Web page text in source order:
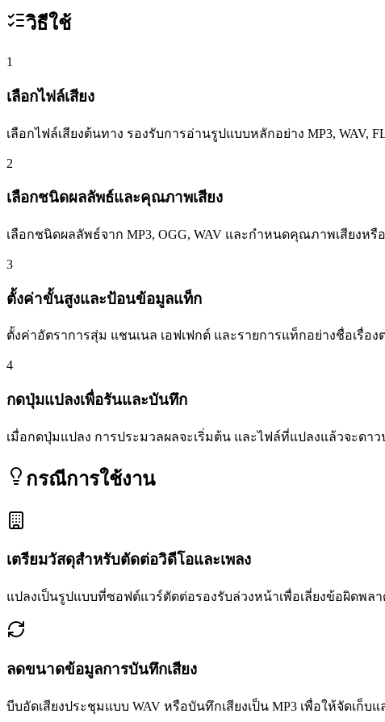
วิธีใช้
1
เลือกไฟล์เสียง
เลือกไฟล์เสียงต้นทาง รองรับการอ่านรูปแบบหลักอย่าง MP3, WAV,
2
เลือกชนิดผลลัพธ์และคุณภาพเสียง
เลือกชนิดผลลัพธ์จาก MP3, OGG, WAV และกำหนดคุณภาพเสียงหรื
3
ตั้งค่าขั้นสูงและป้อนข้อมูลแท็ก
ตั้งค่าอัตราการสุ่ม แชนเนล เอฟเฟกต์ และรายการแท็กอย่างชื่อเรื่อง
4
กดปุ่มแปลงเพื่อรันและบันทึก
เมื่อกดปุ่มแปลง การประมวลผลจะเริ่มต้น และไฟล์ที่แปลงแล้วจะดา
กรณีการใช้งาน
เตรียมวัสดุสำหรับตัดต่อวิดีโอและเพลง
แปลงเป็นรูปแบบที่ซอฟต์แวร์ตัดต่อรองรับล่วงหน้าเพื่อเลี่ยงข้อผิดพล
ลดขนาดข้อมูลการบันทึกเสียง
บีบอัดเสียงประชุมแบบ WAV หรือบันทึกเสียงเป็น MP3 เพื่อให้จัดเก็บ